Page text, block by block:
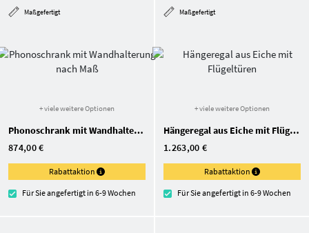
Maßgefertigt
+ viele weitere Optionen
Phonoschrank mit Wandhalterung nach Maß
874,00 €
Rabattaktion
Für Sie angefertigt in 6-9 Wochen
Maßgefertigt
+ viele weitere Optionen
Hängeregal aus Eiche mit Flügeltüren
1.263,00 €
Rabattaktion
Für Sie angefertigt in 6-9 Wochen